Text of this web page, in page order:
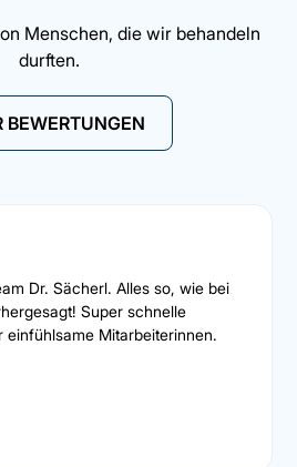
Menschen, die wir behandeln
durften.
BEWERTUNGEN
Dr. Sächerl. Alles so, wie bei
Super schnelle
einfühlsame Mitarbeiterinnen.